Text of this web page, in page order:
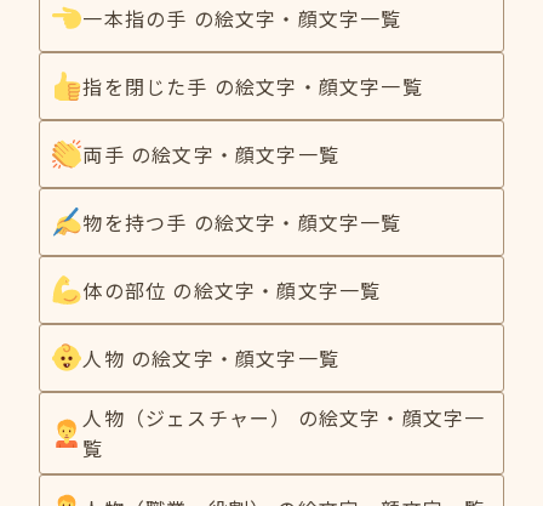
一本指の手 の絵文字・顔文字一覧
指を閉じた手 の絵文字・顔文字一覧
両手 の絵文字・顔文字一覧
物を持つ手 の絵文字・顔文字一覧
体の部位 の絵文字・顔文字一覧
人物 の絵文字・顔文字一覧
人物（ジェスチャー） の絵文字・顔文字一
覧